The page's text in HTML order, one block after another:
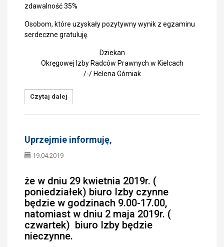
zdawalność 35%
Osobom, które uzyskały pozytywny wynik z egzaminu
serdeczne gratuluję.
Dziekan
Okręgowej Izby Radców Prawnych w Kielcach
/-/ Helena Górniak
Czytaj dalej
Uprzejmie informuję,
19.04.2019
że w dniu 29 kwietnia 2019r. (
poniedziałek) biuro Izby czynne
będzie w godzinach 9.00-17.00,
natomiast w dniu 2 maja 2019r. (
czwartek) biuro Izby będzie
nieczynne.